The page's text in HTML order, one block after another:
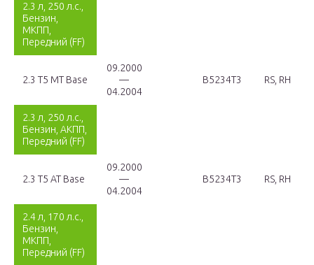
2.3 л, 250 л.с.,
Бензин,
МКПП,
Передний (FF)
2.3 T5 MT Base
09.2000
—
04.2004
B5234T3 RS, RH
2.3 л, 250 л.с.,
Бензин, АКПП,
Передний (FF)
2.3 T5 AT Base
09.2000
—
04.2004
B5234T3 RS, RH
2.4 л, 170 л.с.,
Бензин,
МКПП,
Передний (FF)